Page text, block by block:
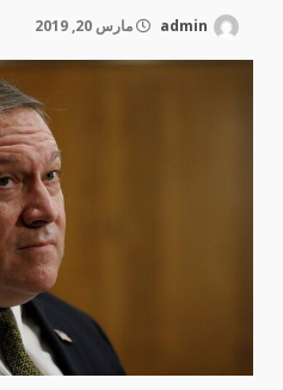
مارس 20, 2019